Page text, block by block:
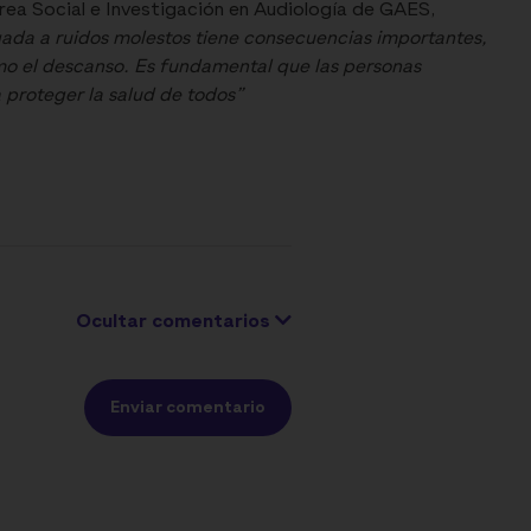
Social e Investigación en Audiología de GAES,
a ruidos molestos tiene consecuencias importantes,
el descanso. Es fundamental que las personas
la salud de todos”
Ocultar comentarios
Enviar comentario